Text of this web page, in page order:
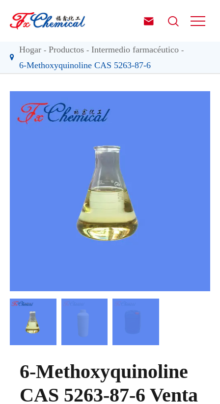
 
Hogar Productos
Intermedio farmacéutico
6-Methoxyquinoline CAS 5263-87-6
6-Methoxyquinoline
CAS 5263-87-6 Venta